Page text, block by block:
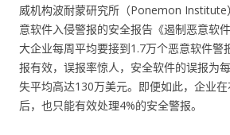
威机构波耐蒙研究所（Ponemon Institute
意软件入侵警报的安全报告《遏制恶意软
大企业每周平均要接到1.7万个恶意软件警
报有效，误报率惊人，安全软件的误报为
失平均高达130万美元。即便如此，企业
后，也只能有效处理4%的安全警报。